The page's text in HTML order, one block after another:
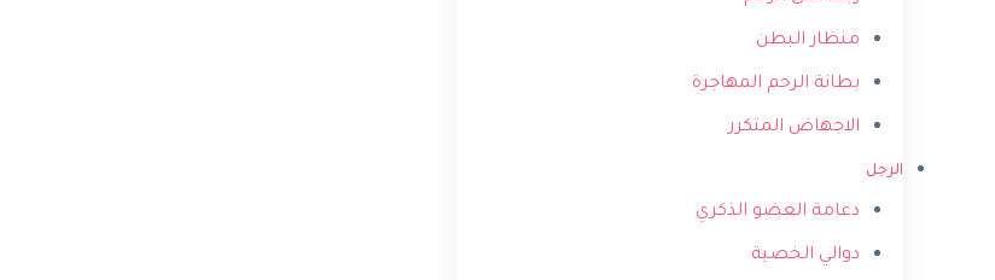
منظار البطن
بطانة الرحم المهاجرة
الاجهاض المتكرر
الرجل
دعامة العضو الذكري
دوالي الخصية